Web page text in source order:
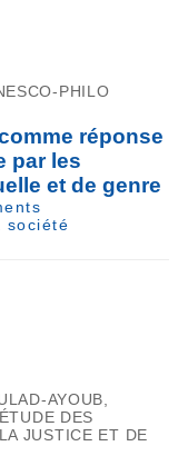
PHILO
réponse
par les
et de genre
société
AYOUB,
DES
JUSTICE ET DE